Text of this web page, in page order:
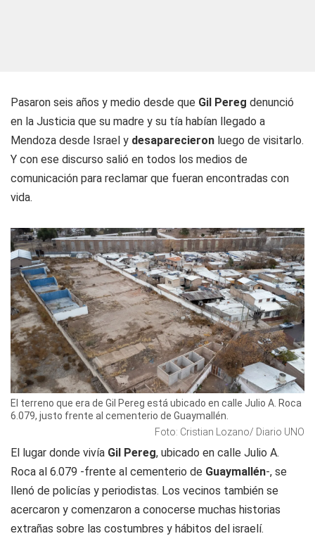
Pasaron seis años y medio desde que Gil Pereg denunció
en la Justicia que su madre y su tía habían llegado a
Mendoza desde Israel y desaparecieron luego de visitarlo.
Y con ese discurso salió en todos los medios de
comunicación para reclamar que fueran encontradas con
vida.
El terreno que era de Gil Pereg está ubicado en calle Julio A. Roca
6.079, justo frente al cementerio de Guaymallén.
Foto: Cristian Lozano/ Diario UNO
El lugar donde vivía Gil Pereg, ubicado en calle Julio A.
Roca al 6.079 -frente al cementerio de Guaymallén-, se
llenó de policías y periodistas. Los vecinos también se
acercaron y comenzaron a conocerse muchas historias
extrañas sobre las costumbres y hábitos del israelí.